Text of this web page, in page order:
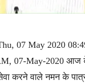
07 May 2020
07-May-2020 आज
सेवा करने वाले नमन के